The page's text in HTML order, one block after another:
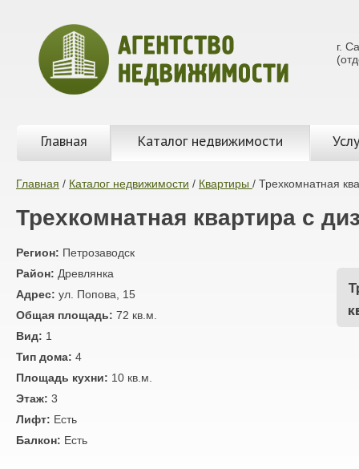
г.
Главная Каталог недвижимости
Главная / Каталог недвижимости / Квартиры / Трехкомнатная
Трехкомнатная квартира с
Регион: Петрозаводск
Район: Древлянка
Адрес: ул. Попова, 15
Общая площадь: 72 кв.м.
Вид: 1
Тип дома: 4
Площадь кухни: 10 кв.м.
Этаж: 3
Лифт: Есть
Балкон: Есть